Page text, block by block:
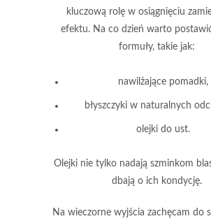
kluczową rolę w osiągnięciu
efektu. Na co dzień warto
formuły, takie jak:
nawilżające pomadki,
błyszczyki w naturalnych
olejki do ust.
Olejkinie tylko nadają szminkom
dbają o ich kondycję.
Na wieczorne wyjścia zachęcam do